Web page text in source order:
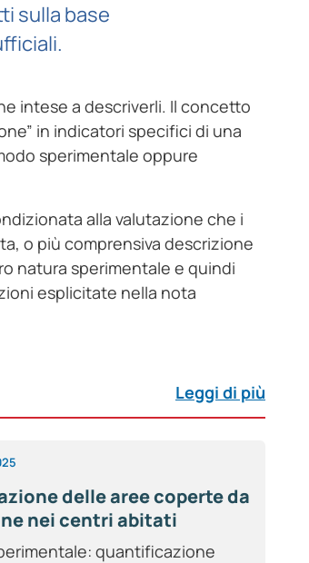
sulla base
intese a descriverli. Il concetto
in indicatori specifici di una
sperimentale oppure
alla valutazione che i
o più comprensiva descrizione
natura sperimentale e quindi
esplicitate nella nota
Leggi di più
delle aree coperte da
nei centri abitati
quantificazione